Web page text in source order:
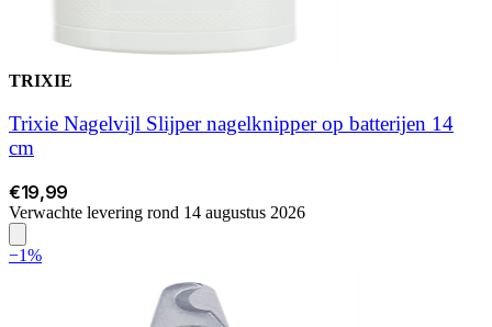
TRIXIE
Trixie Nagelvijl Slijper nagelknipper op batterijen 14
cm
€19,99
Verwachte levering rond 14 augustus 2026
−1%